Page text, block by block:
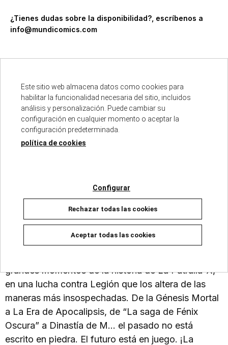
¿Tienes dudas sobre la disponibilidad?, escríbenos a
info@mundicomics.com
Descripción
ISBN : 979-13-7013-263-7
184
Colección : PATRULLA-X ESPECIAL
En el cincuentenario del Giant-Size X-Men #1 USA,
grandes momentos de la historia de La Patrulla-X,
en una lucha contra Legión que los altera de las
maneras más insospechadas. De la Génesis Mortal
a La Era de Apocalipsis, de “La saga de Fénix
Oscura” a Dinastía de M... el pasado no está
escrito en piedra. El futuro está en juego. ¡La
Este sitio web almacena datos como cookies para
habilitar la funcionalidad necesaria del sitio, incluidos
análisis y personalización. Puede cambiar su
configuración en cualquier momento o aceptar la
configuración predeterminada.
política de cookies
Configurar
Rechazar todas las cookies
Aceptar todas las cookies